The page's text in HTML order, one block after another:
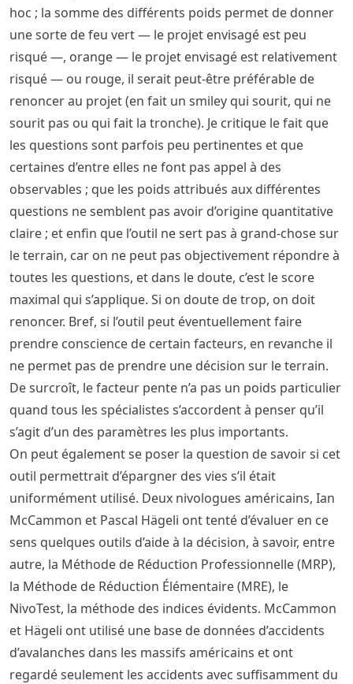
hoc ; la somme des différents poids permet de donner
une sorte de feu vert — le projet envisagé est peu
risqué —, orange — le projet envisagé est relativement
risqué — ou rouge, il serait peut-être préférable de
renoncer au projet (en fait un smiley qui sourit, qui ne
sourit pas ou qui fait la tronche). Je critique le fait que
les questions sont parfois peu pertinentes et que
certaines d’entre elles ne font pas appel à des
observables ; que les poids attribués aux différentes
questions ne semblent pas avoir d’origine quantitative
claire ; et enfin que l’outil ne sert pas à grand-chose sur
le terrain, car on ne peut pas objectivement répondre à
toutes les questions, et dans le doute, c’est le score
maximal qui s’applique. Si on doute de trop, on doit
renoncer. Bref, si l’outil peut éventuellement faire
prendre conscience de certain facteurs, en revanche il
ne permet pas de prendre une décision sur le terrain.
De surcroît, le facteur pente n’a pas un poids particulier
quand tous les spécialistes s’accordent à penser qu’il
s’agit d’un des paramètres les plus importants.
On peut également se poser la question de savoir si cet
outil permettrait d’épargner des vies s’il était
uniformément utilisé. Deux nivologues américains, Ian
McCammon et Pascal Hägeli ont tenté d’évaluer en ce
sens quelques outils d’aide à la décision, à savoir, entre
autre, la Méthode de Réduction Professionnelle (MRP),
la Méthode de Réduction Élémentaire (MRE), le
NivoTest, la méthode des indices évidents. McCammon
et Hägeli ont utilisé une base de données d’accidents
d’avalanches dans les massifs américains et ont
regardé seulement les accidents avec suffisamment du